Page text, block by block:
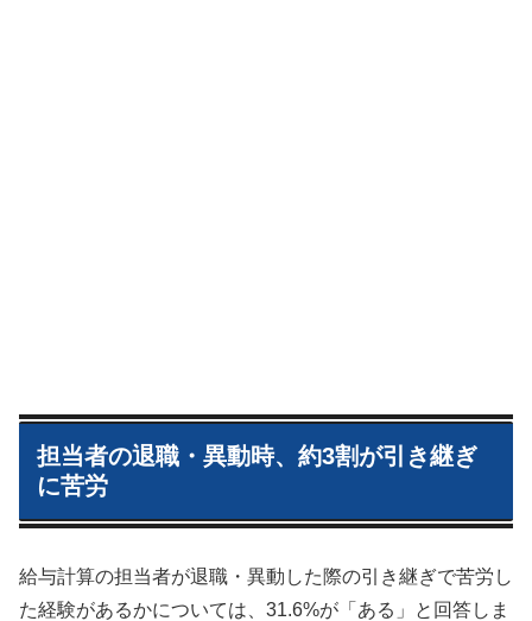
担当者の退職・異動時、約3割が引き継ぎ
に苦労
給与計算の担当者が退職・異動した際の引き継ぎで苦労し
た経験があるかについては、31.6%が「ある」と回答しま